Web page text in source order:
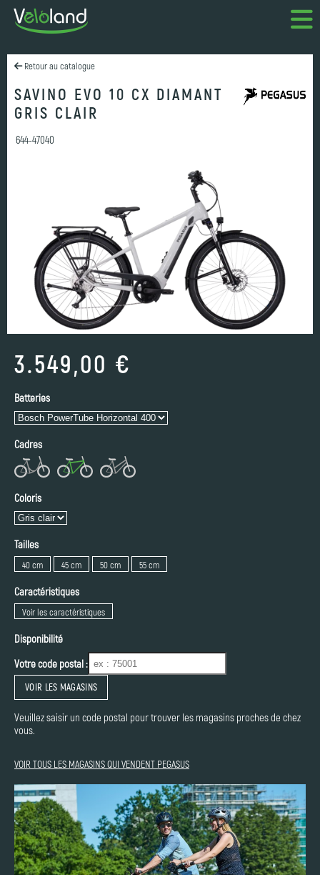
Retour au catalogue
SAVINO EVO 10 CX DIAMANT
GRIS CLAIR
644-47040
3.549,00 €
Batteries
Cadres
Coloris
Tailles
40 cm 45 cm 50 cm 55 cm
Caractéristiques
Voir les caractéristiques
Disponibilité
Votre code postal :
VOIR LES MAGASINS
Veuillez saisir un code postal pour trouver les magasins proches de chez
vous.
VOIR TOUS LES MAGASINS QUI VENDENT PEGASUS